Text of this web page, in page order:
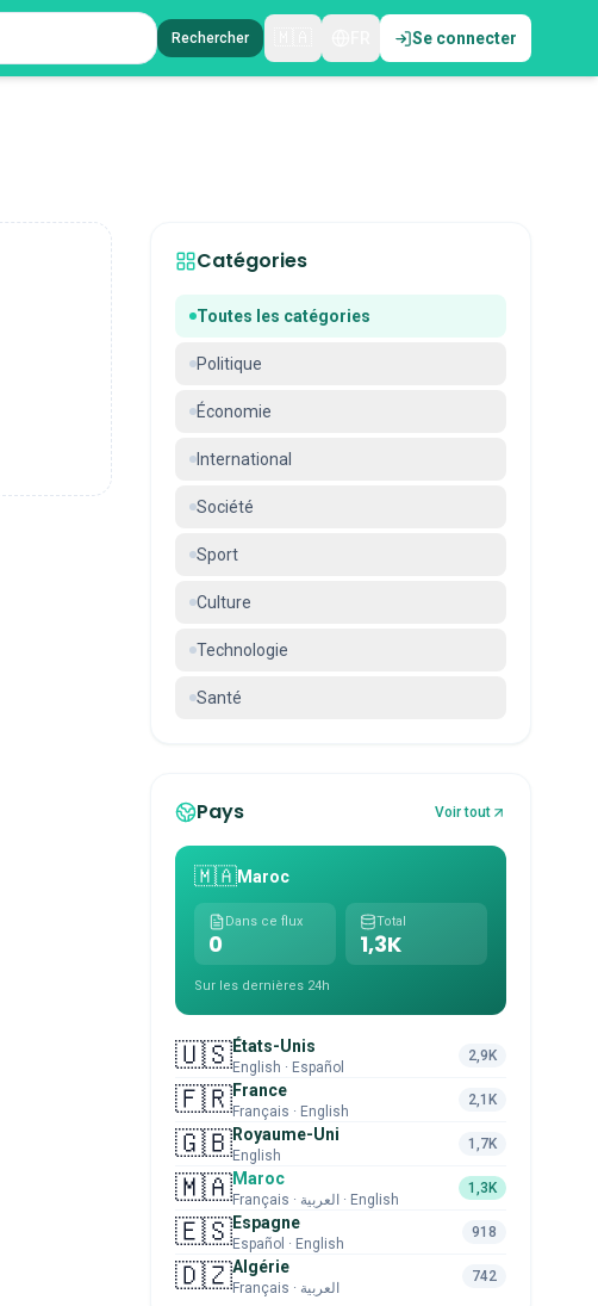
Rechercher Se connecter
Catégories
Toutes les catégories
Politique
Économie
International
Société
Sport
Culture
Technologie
Santé
Pays Voir tout
🇲🇦Maroc
Dans ce flux
0
Total
1,3K
Sur les dernières 24h
🇺🇸États-Unis
English · Español
2,9K
🇫🇷France
Français · English
2,1K
🇬🇧Royaume-Uni
English
1,7K
🇲🇦Maroc
Français · العربية · English
1,3K
🇪🇸Espagne
Español · English
918
🇩🇿Algérie
Français · العربية
742